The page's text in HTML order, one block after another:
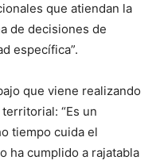
que atiendan la
de decisiones de
específica”.
que viene realizando
“Es un
tiempo cuida el
ha cumplido a rajatabla